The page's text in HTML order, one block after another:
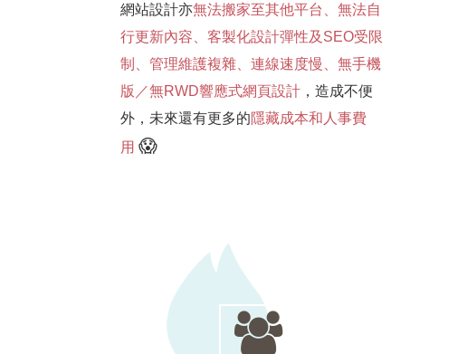
網站設計亦無法搬家至其他平台、無法自
行更新內容、客製化設計彈性及SEO受限
制、管理維護複雜、連線速度慢、無手機
版／無RWD響應式網頁設計，造成不便
外，未來還有更多的隱藏成本和人事費
用 😱